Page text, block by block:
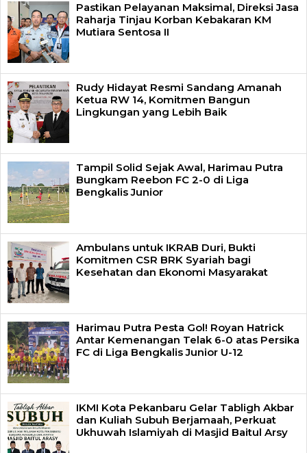
Pastikan Pelayanan Maksimal, Direksi Jasa
Raharja Tinjau Korban Kebakaran KM
Mutiara Sentosa II
Rudy Hidayat Resmi Sandang Amanah
Ketua RW 14, Komitmen Bangun
Lingkungan yang Lebih Baik
Tampil Solid Sejak Awal, Harimau Putra
Bungkam Reebon FC 2-0 di Liga
Bengkalis Junior
Ambulans untuk IKRAB Duri, Bukti
Komitmen CSR BRK Syariah bagi
Kesehatan dan Ekonomi Masyarakat
Harimau Putra Pesta Gol! Royan Hatrick
Antar Kemenangan Telak 6-0 atas Persika
FC di Liga Bengkalis Junior U-12
IKMI Kota Pekanbaru Gelar Tabligh Akbar
dan Kuliah Subuh Berjamaah, Perkuat
Ukhuwah Islamiyah di Masjid Baitul Arsy